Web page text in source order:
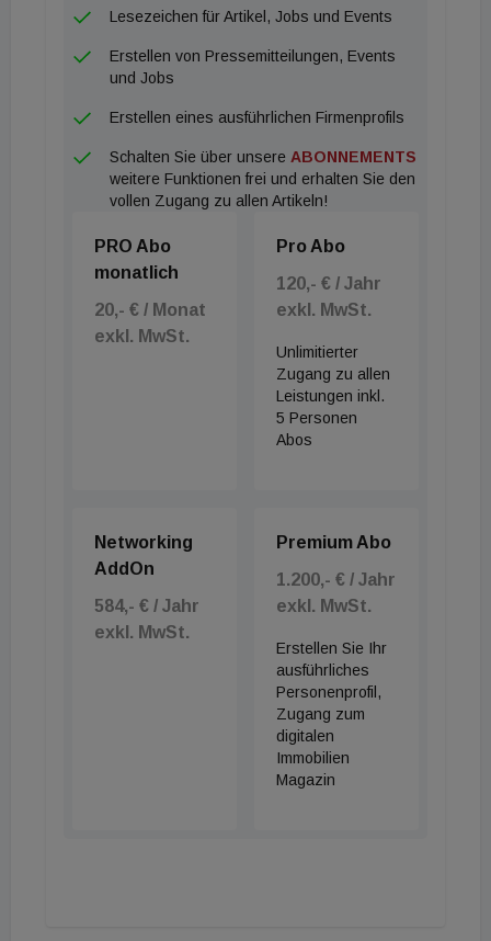
Lesezeichen für Artikel, Jobs und Events
Erstellen von Pressemitteilungen, Events
und Jobs
Erstellen eines ausführlichen Firmenprofils
Schalten Sie über unsere ABONNEMENTS
weitere Funktionen frei und erhalten Sie den
vollen Zugang zu allen Artikeln!
PRO Abo
monatlich
20,- € / Monat
exkl. MwSt.
Pro Abo
120,- € / Jahr
exkl. MwSt.
Unlimitierter
Zugang zu allen
Leistungen inkl.
5 Personen
Abos
Networking
AddOn
584,- € / Jahr
exkl. MwSt.
Premium Abo
1.200,- € / Jahr
exkl. MwSt.
Erstellen Sie Ihr
ausführliches
Personenprofil,
Zugang zum
digitalen
Immobilien
Magazin